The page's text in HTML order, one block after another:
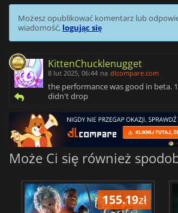
Możesz opublikować komentarz lub
wiadomość, logując się
KittenChucklenugget
8 lut 2025, 06:44 na dlcompare.com
the performance was good in beta.
didn't drop
Może Ci się również
155.19zł